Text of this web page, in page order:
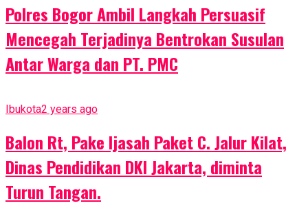
Polres Bogor Ambil Langkah Persuasif
Mencegah Terjadinya Bentrokan Susulan
Antar Warga dan PT. PMC
Ibukota2 years ago
Balon Rt, Pake Ijasah Paket C. Jalur Kilat,
Dinas Pendidikan DKI Jakarta, diminta
Turun Tangan.